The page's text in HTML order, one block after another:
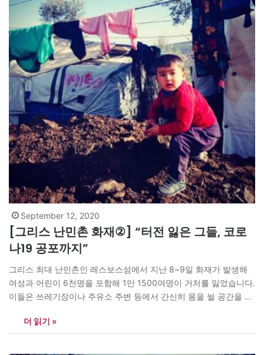
September 12, 2020
[그리스 난민촌 화재②] “터전 잃은 그들, 코로
나19 공포까지”
그리스 최대 난민촌인 레스보스섬에서 지난 8~9일 화재가 발생해
여성과 어린이 6천명을 포함해 1만 1500여명이 거처를 잃었습니다.
이들은 쓰레기장이나 주유소 주변 등에서 간신히 몸을 뉠 공간을 마
식수 공급도 원활치 않은 실정입니다. 일부 코로나19 확진자들의 행
방이 묘연해 바이러스 공포까지 엄습하고 있습니다. <아시아엔>…
더 읽기 »